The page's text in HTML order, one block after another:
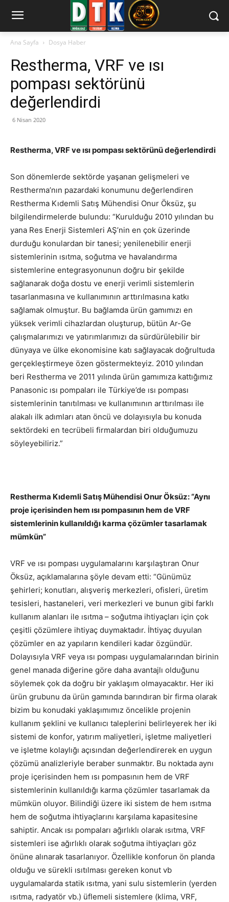
Ana Sayfa Dosya Haber
Restherma, VRF ve ısı
pompası sektörünü
değerlendirdi
6 Nisan 2020
Restherma, VRF ve ısı pompası sektörünü değerlendirdi
Son dönemlerde sektörde yaşanan gelişmeleri ve
Restherma’nın pazardaki konumunu değerlendiren
Restherma Kıdemli Satış Mühendisi Onur Öksüz, şu
bilgilendirmelerde bulundu: “Kurulduğu 2010 yılından bu
yana Res Enerji Sistemleri AŞ’nin en çok üzerinde
durduğu konulardan bir tanesi; yenilenebilir enerji
sistemlerinin ısıtma, soğutma ve havalandırma
sistemlerine entegrasyonunun doğru bir şekilde
sağlanarak doğa dostu ve enerji verimli sistemlerin
tasarlanmasına ve kullanımının arttırılmasına katkı
sağlamak olmuştur. Bu bağlamda ürün gamımızı en
yüksek verimli cihazlardan oluşturup, bütün Ar-Ge
çalışmalarımızı ve yatırımlarımızı da sürdürülebilir bir
dünyaya ve ülke ekonomisine katı sağlayacak doğrultuda
gerçekleştirmeye özen göstermekteyiz. 2010 yılından
beri Restherma ve 2011 yılında ürün gamımıza kattığımız
Panasonic ısı pompaları ile Türkiye’de ısı pompası
sistemlerinin tanıtılması ve kullanımının arttırılması ile
alakalı ilk adımları atan öncü ve dolayısıyla bu konuda
sektördeki en tecrübeli firmalardan biri olduğumuzu
söyleyebiliriz.”
Restherma Kıdemli Satış Mühendisi Onur Öksüz: “Aynı
proje içerisinden hem ısı pompasının hem de VRF
sistemlerinin kullanıldığı karma çözümler tasarlamak
mümkün”
VRF ve ısı pompası uygulamalarını karşılaştıran Onur
Öksüz, açıklamalarına şöyle devam etti: “Günümüz
şehirleri; konutları, alışveriş merkezleri, ofisleri, üretim
tesisleri, hastaneleri, veri merkezleri ve bunun gibi farklı
kullanım alanları ile ısıtma – soğutma ihtiyaçları için çok
çeşitli çözümlere ihtiyaç duymaktadır. İhtiyaç duyulan
çözümler en az yapıların kendileri kadar özgündür.
Dolayısıyla VRF veya ısı pompası uygulamalarından birinin
genel manada diğerine göre daha avantajlı olduğunu
söylemek çok da doğru bir yaklaşım olmayacaktır. Her iki
ürün grubunu da ürün gamında barındıran bir firma olarak
bizim bu konudaki yaklaşımımız öncelikle projenin
kullanım şeklini ve kullanıcı taleplerini belirleyerek her iki
sistemi de konfor, yatırım maliyetleri, işletme maliyetleri
ve işletme kolaylığı açısından değerlendirerek en uygun
çözümü analizleriyle beraber sunmaktır. Bu noktada aynı
proje içerisinden hem ısı pompasının hem de VRF
sistemlerinin kullanıldığı karma çözümler tasarlamak da
mümkün oluyor. Bilindiği üzere iki sistem de hem ısıtma
hem de soğutma ihtiyaçlarını karşılama kapasitesine
sahiptir. Ancak ısı pompaları ağırlıklı olarak ısıtma, VRF
sistemleri ise ağırlıklı olarak soğutma ihtiyaçları göz
önüne alınarak tasarlanıyor. Özellikle konforun ön planda
olduğu ve sürekli ısıtılması gereken konut vb
uygulamalarda statik ısıtma, yani sulu sistemlerin (yerden
ısıtma, radyatör vb.) üflemeli sistemlere (klima, VRF,